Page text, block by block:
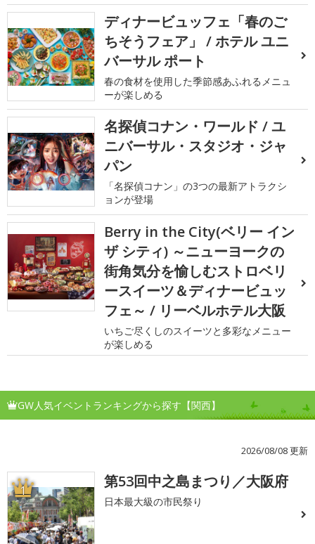
ディナービュッフェ「春のご
ちそうフェア」 / ホテル ユニ
バーサル ポート
春の食材を使用した季節感あふれるメニュ
ーが楽しめる
名探偵コナン・ワールド / ユ
ニバーサル・スタジオ・ジャ
パン
「名探偵コナン」の3つの最新アトラクシ
ョンが登場
Berry in the City(ベリー イン
ザ シティ) ～ニューヨークの
街角気分を愉しむストロベリ
ースイーツ＆ディナービュッ
フェ～ / リーベルホテル大阪
いちご尽くしのスイーツと多彩なメニュー
が楽しめる
GW人気イベントランキングから探す【関西】
2026/08/08 更新
1 第53回中之島まつり／大阪府
日本最大級の市民祭り